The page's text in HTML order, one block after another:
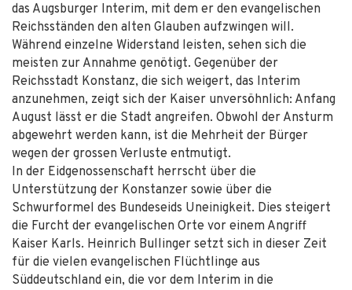
das Augsburger Interim, mit dem er den evangelischen
Reichsständen den alten Glauben aufzwingen will.
Während einzelne Widerstand leisten, sehen sich die
meisten zur Annahme genötigt. Gegenüber der
Reichsstadt Konstanz, die sich weigert, das Interim
anzunehmen, zeigt sich der Kaiser unversöhnlich: Anfang
August lässt er die Stadt angreifen. Obwohl der Ansturm
abgewehrt werden kann, ist die Mehrheit der Bürger
wegen der grossen Verluste entmutigt.
In der Eidgenossenschaft herrscht über die
Unterstützung der Konstanzer sowie über die
Schwurformel des Bundeseids Uneinigkeit. Dies steigert
die Furcht der evangelischen Orte vor einem Angriff
Kaiser Karls. Heinrich Bullinger setzt sich in dieser Zeit
für die vielen evangelischen Flüchtlinge aus
Süddeutschland ein, die vor dem Interim in die